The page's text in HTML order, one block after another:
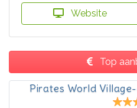
Website
Top
Pirates World